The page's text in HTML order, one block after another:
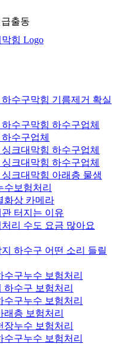
출동
수구막힘 기름제거 확실
수구막힘 하수구업체
수구업체
크대막힘 하수구업체
크대막힘 하수구업체
크대막힘 아래층 물샘
수보험처리
화상 카메라
터지는 이유
리 수도 요금 많아요
하수구 어떤 소리 들릴
구누수 보험처리
수구 보험처리
구누수 보험처리
층 보험처리
누수 보험처리
구누수 보험처리